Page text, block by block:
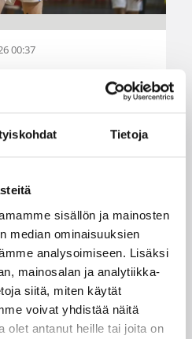
Tietoja
sisällön ja mainosten
median ominaisuuksien
analysoimiseen. Lisäksi
mainosalan ja analytiikka-
siitä, miten käytät
voivat yhdistää näitä
olet antanut heille tai joita on
00:37
– EM-
aukesi
ottivat vakuuttavan
B-divisioonan EM-
ottelua alusta loppuun.
Ruotsin klo 19.30